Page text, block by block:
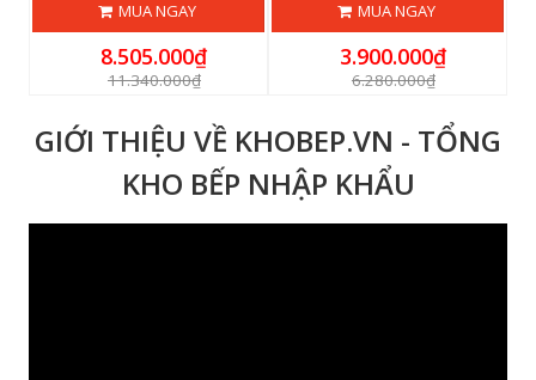
MUA NGAY
8.505.000₫
11.340.000₫
MUA NGAY
3.900.000₫
6.280.000₫
GIỚI THIỆU VỀ KHOBEP.VN - TỔNG
KHO BẾP NHẬP KHẨU